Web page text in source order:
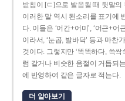
받침이 [ㄷ]으로 발음될 때 뒷말
이러한 말 역시 된소리를 표기에
다. 이들은 ‘어간+어미’, ‘어근+
이라서, ‘눈곱, 발바닥’ 등과 마찬
것이다. 그렇지만 ‘똑똑하다, 쓱싹
럼 같거나 비슷한 음절이 거듭되
에 반영하여 같은 글자로 적는다.
더 알아보기